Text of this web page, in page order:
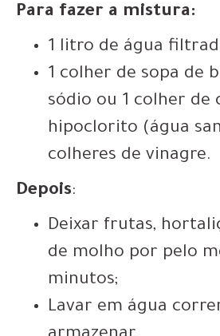
Para fazer a mistura:
1 litro de água
1 colher de sopa de
sódio ou 1 colher de
hipoclorito (água
colheres de vinagre.
Depois:
Deixar frutas,
de molho por pelo
minutos;
Lavar em água